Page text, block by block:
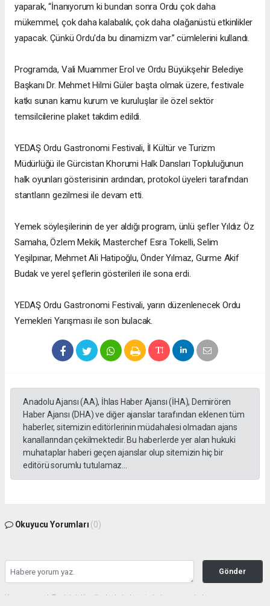
yaparak, “İnanıyorum ki bundan sonra Ordu çok daha
mükemmel, çok daha kalabalık, çok daha olağanüstü etkinlikler
yapacak. Çünkü Ordu'da bu dinamizm var.” cümlelerini kullandı.
Programda, Vali Muammer Erol ve Ordu Büyükşehir Belediye
Başkanı Dr. Mehmet Hilmi Güler başta olmak üzere, festivale
katkı sunan kamu kurum ve kuruluşlar ile özel sektör
temsilcilerine plaket takdim edildi.
YEDAŞ Ordu Gastronomi Festivali, İl Kültür ve Turizm
Müdürlüğü ile Gürcistan Khorumi Halk Dansları Topluluğunun
halk oyunları gösterisinin ardından, protokol üyeleri tarafından
stantların gezilmesi ile devam etti.
Yemek söyleşilerinin de yer aldığı program, ünlü şefler Yıldız Öz
Samaha, Özlem Mekik, Masterchef Esra Tokelli, Selim
Yeşilpınar, Mehmet Ali Hatipoğlu, Önder Yılmaz, Gurme Akif
Budak ve yerel şeflerin gösterileri ile sona erdi.
YEDAŞ Ordu Gastronomi Festivali, yarın düzenlenecek Ordu
Yemekleri Yarışması ile son bulacak.
Anadolu Ajansı (AA), İhlas Haber Ajansı (İHA), Demirören
Haber Ajansı (DHA) ve diğer ajanslar tarafından eklenen tüm
haberler, sitemizin editörlerinin müdahalesi olmadan ajans
kanallarından çekilmektedir. Bu haberlerde yer alan hukuki
muhataplar haberi geçen ajanslar olup sitemizin hiç bir
editörü sorumlu tutulamaz...
Okuyucu Yorumları (0)
Gönder
Yorum yazarak Topluluk Kuralları’nı kabul etmiş bulunuyor ve haberunye.com